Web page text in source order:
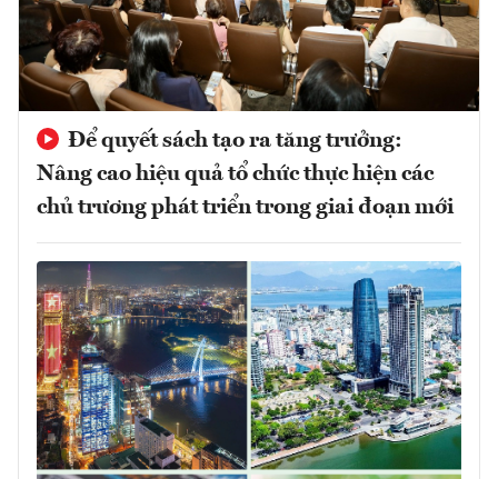
Để quyết sách tạo ra tăng trưởng:
Nâng cao hiệu quả tổ chức thực hiện các
chủ trương phát triển trong giai đoạn mới